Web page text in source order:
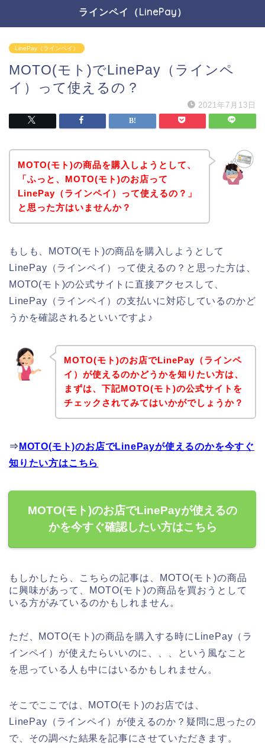
ラインペイ（LinePay）
LinePay（ラインペイ）
MOTO(モト)でLinePay（ラインペ
イ）って使えるの？
2021年7月13日
MOTO(モト)の商品を購入しようとして、
「ふっと、MOTO(モト)のお店って
LinePay（ラインペイ）って使えるの？」
と思った方はいませんか？
もしも、MOTO(モト)の商品を購入しようとして
LinePay（ラインペイ）って使えるの？と思った方は、
MOTO(モト)の公式サイトに直接アクセスして、
LinePay（ラインペイ）の支払いに対応しているのかど
うかを確認されるといいですよ♪
MOTO(モト)のお店でLinePay（ラインペ
イ）が使えるのかどうかを知りたい方は、
まずは、下記MOTO(モト)の公式サイトを
チェックされてみてはいかがでしょうか？
⇒ MOTO(モト)のお店でLinePayが使えるのかを今すぐ
知りたい方はこちら
MOTO(モト)のお店でLinePayが使えるの
かを今すぐ確認したい方はこちら
もしかしたら、こちらの記事は、MOTO(モト)の商品
に興味があって、MOTO(モト)の商品を買おうとして
いる方がみているのかもしれません。
ただ、MOTO(モト)の商品を購入する時にLinePay（ラ
インペイ）が使えたらいいのに、、、という風なこと
を思っている人も中にはいるかもしれません。
そこでここでは、MOTO(モト)のお店では、
LinePay（ラインペイ）が使えるのか？疑問に思ったの
で、その調べた結果を記事にさせていただきます。